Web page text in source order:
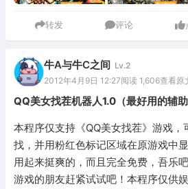
转发 评论
牛A与牛C之间 Lv.2
2012年4月9日 12:27阅读 1,606查看原
QQ美女找茬机器人1.0（最好用的辅助
本程序仅支持《QQ美女找茬》游戏，
找，并用粉红色标记区域在原游戏中
用起来挺爽的，而且完全免费，吾乐
游戏的朋友赶紧试试吧！本程序仅供